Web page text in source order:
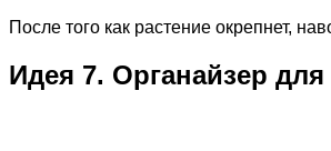
После того как растение окрепнет,
Идея 7. Органайзер